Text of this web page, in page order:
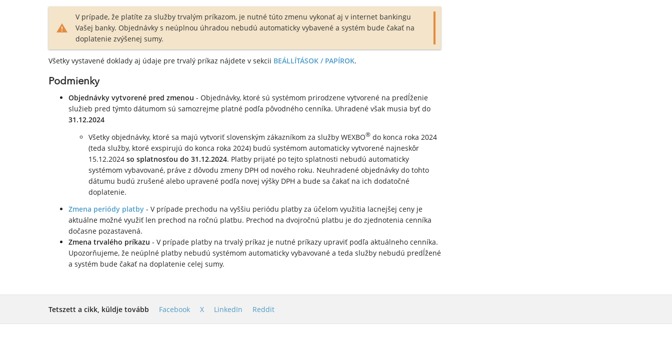
V prípade, že platíte za služby trvalým príkazom, je nutné túto zmenu vykonať aj v internet bankingu
Vašej banky. Objednávky s neúplnou úhradou nebudú automaticky vybavené a systém bude čakať na
doplatenie zvýšenej sumy.
Všetky vystavené doklady aj údaje pre trvalý príkaz nájdete v sekcii BEÁLLÍTÁSOK / PAPÍROK.
Podmienky
Objednávky vytvorené pred zmenou - Objednávky, ktoré sú systémom prirodzene vytvorené na predĺženie
služieb pred týmto dátumom sú samozrejme platné podľa pôvodného cenníka. Uhradené však musia byť do
31.12.2024
Všetky objednávky, ktoré sa majú vytvoriť slovenským zákazníkom za služby WEXBO® do konca roka 2024
(teda služby, ktoré exspirujú do konca roka 2024) budú systémom automaticky vytvorené najneskôr
15.12.2024 so splatnosťou do 31.12.2024. Platby prijaté po tejto splatnosti nebudú automaticky
systémom vybavované, práve z dôvodu zmeny DPH od nového roku. Neuhradené objednávky do tohto
dátumu budú zrušené alebo upravené podľa novej výšky DPH a bude sa čakať na ich dodatočné
doplatenie.
Zmena periódy platby - V prípade prechodu na vyššiu periódu platby za účelom využitia lacnejšej ceny je
aktuálne možné využiť len prechod na ročnú platbu. Prechod na dvojročnú platbu je do zjednotenia cenníka
dočasne pozastavená.
Zmena trvalého príkazu - V prípade platby na trvalý príkaz je nutné príkazy upraviť podľa aktuálneho cenníka.
Upozorňujeme, že neúplné platby nebudú systémom automaticky vybavované a teda služby nebudú predĺžené
a systém bude čakať na doplatenie celej sumy.
Tetszett a cikk, küldje tovább Facebook X LinkedIn Reddit